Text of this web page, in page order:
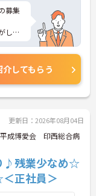
募集
しっ
らに
さ
介してもらう
更新日：2026年08月04日
成博愛会 印西総合病
♪残業少なめ☆
正社員＞